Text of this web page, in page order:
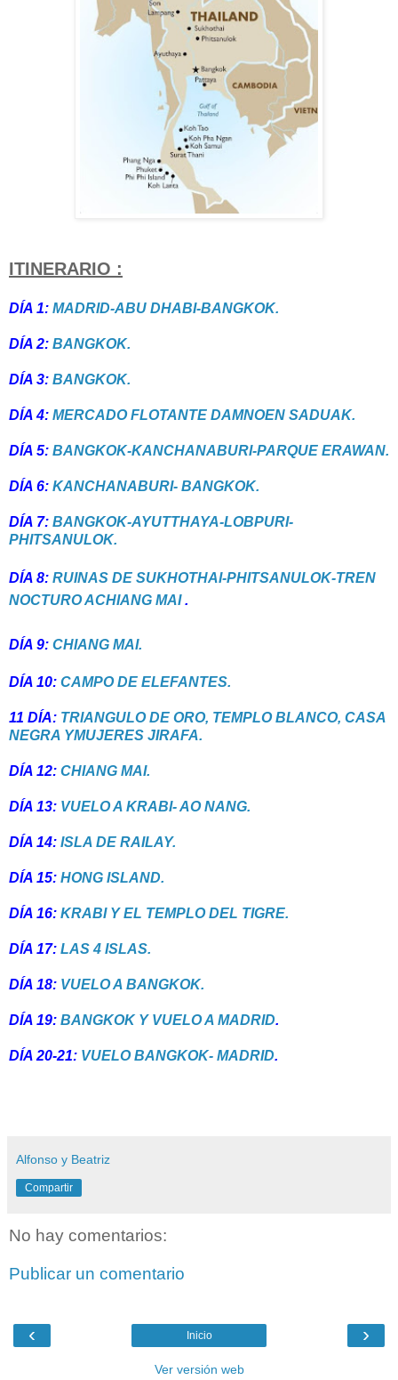
ITINERARIO :
DÍA 1: MADRID-ABU DHABI-BANGKOK.
DÍA 2: BANGKOK.
DÍA 3: BANGKOK.
DÍA 4: MERCADO FLOTANTE DAMNOEN SADUAK.
DÍA 5: BANGKOK-KANCHANABURI-PARQUE ERAWAN.
DÍA 6: KANCHANABURI- BANGKOK.
DÍA 7: BANGKOK-AYUTTHAYA-LOBPURI-
PHITSANULOK.
DÍA 8: RUINAS DE SUKHOTHAI-PHITSANULOK-TREN
NOCTURO ACHIANG MAI.
DÍA 9: CHIANG MAI.
DÍA 10: CAMPO DE ELEFANTES.
11 DÍA: TRIANGULO DE ORO, TEMPLO BLANCO, CASA
NEGRA YMUJERES JIRAFA.
DÍA 12: CHIANG MAI.
DÍA 13: VUELO A KRABI- AO NANG.
DÍA 14: ISLA DE RAILAY.
DÍA 15: HONG ISLAND.
DÍA 16: KRABI Y EL TEMPLO DEL TIGRE.
DÍA 17: LAS 4 ISLAS.
DÍA 18: VUELO A BANGKOK.
DÍA 19: BANGKOK Y VUELO A MADRID.
DÍA 20-21: VUELO BANGKOK- MADRID.
Alfonso y Beatriz
Compartir
No hay comentarios:
Publicar un comentario
‹ ›
Inicio
Ver versión web